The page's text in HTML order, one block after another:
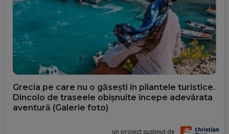
Grecia pe care nu o găsești în pliantele turistice.
Dincolo de traseele obișnuite începe adevărata
aventură (Galerie foto)
un proiect susținut de